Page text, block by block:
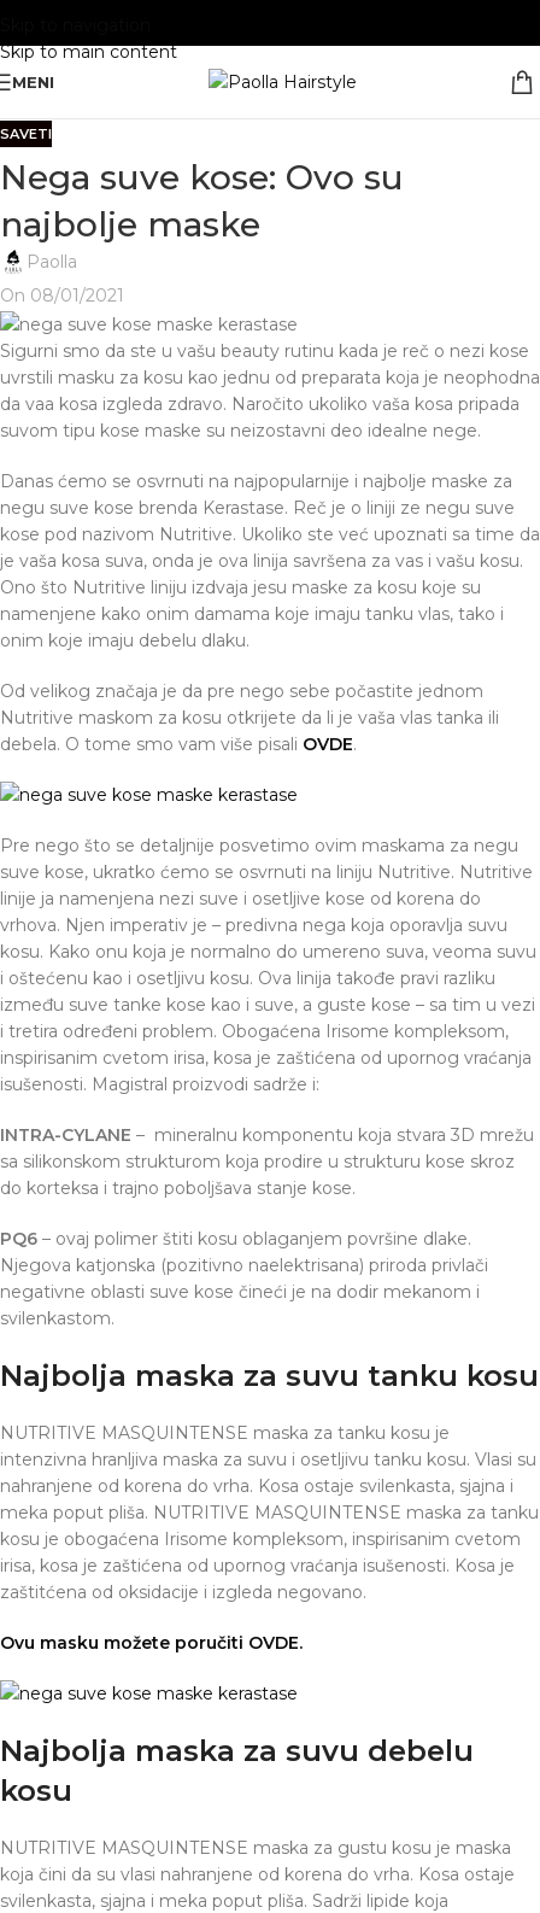
Skip to main content
MENI
SAVETI
Nega suve kose: Ovo su
najbolje maske
Paolla
On 08/01/2021
Sigurni smo da ste u vašu beauty rutinu kada je reč o nezi kose
uvrstili masku za kosu kao jednu od preparata koja je neophodna
da vaa kosa izgleda zdravo. Naročito ukoliko vaša kosa pripada
suvom tipu kose maske su neizostavni deo idealne nege.
Danas ćemo se osvrnuti na najpopularnije i najbolje maske za
negu suve kose brenda Kerastase. Reč je o liniji ze negu suve
kose pod nazivom Nutritive. Ukoliko ste već upoznati sa time da
je vaša kosa suva, onda je ova linija savršena za vas i vašu kosu.
Ono što Nutritive liniju izdvaja jesu maske za kosu koje su
namenjene kako onim damama koje imaju tanku vlas, tako i
onim koje imaju debelu dlaku.
Od velikog značaja je da pre nego sebe počastite jednom
Nutritive maskom za kosu otkrijete da li je vaša vlas tanka ili
debela. O tome smo vam više pisali OVDE.
Pre nego što se detaljnije posvetimo ovim maskama za negu
suve kose, ukratko ćemo se osvrnuti na liniju Nutritive. Nutritive
linije ja namenjena nezi suve i osetljive kose od korena do
vrhova. Njen imperativ je – predivna nega koja oporavlja suvu
kosu. Kako onu koja je normalno do umereno suva, veoma suvu
i oštećenu kao i osetljivu kosu. Ova linija takođe pravi razliku
između suve tanke kose kao i suve, a guste kose – sa tim u vezi
i tretira određeni problem. Obogaćena Irisome kompleksom,
inspirisanim cvetom irisa, kosa je zaštićena od upornog vraćanja
isušenosti. Magistral proizvodi sadrže i:
INTRA-CYLANE – mineralnu komponentu koja stvara 3D mrežu
sa silikonskom strukturom koja prodire u strukturu kose skroz
do korteksa i trajno poboljšava stanje kose.
PQ6 – ovaj polimer štiti kosu oblaganjem površine dlake.
Njegova katjonska (pozitivno naelektrisana) priroda privlači
negativne oblasti suve kose čineći je na dodir mekanom i
svilenkastom.
Najbolja maska za suvu tanku kosu
NUTRITIVE MASQUINTENSE maska za tanku kosu je
intenzivna hranljiva maska za suvu i osetljivu tanku kosu. Vlasi su
nahranjene od korena do vrha. Kosa ostaje svilenkasta, sjajna i
meka poput pliša. NUTRITIVE MASQUINTENSE maska za tanku
kosu je obogaćena Irisome kompleksom, inspirisanim cvetom
irisa, kosa je zaštićena od upornog vraćanja isušenosti. Kosa je
zaštitćena od oksidacije i izgleda negovano.
Ovu masku možete poručiti OVDE.
Najbolja maska za suvu debelu
kosu
NUTRITIVE MASQUINTENSE maska za gustu kosu je maska
koja čini da su vlasi nahranjene od korena do vrha. Kosa ostaje
svilenkasta, sjajna i meka poput pliša. Sadrži lipide koja